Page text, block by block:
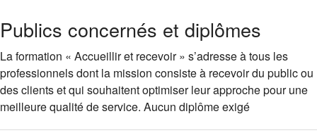
Publics concernés et diplômes
La formation « Accueillir et recevoir » s’adresse à tous les
professionnels dont la mission consiste à recevoir du public ou
des clients et qui souhaitent optimiser leur approche pour une
meilleure qualité de service. Aucun diplôme exigé